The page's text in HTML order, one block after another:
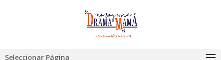
Seleccionar Página